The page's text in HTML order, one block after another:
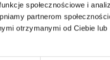
społecznościowe i
partnerom
otrzymanymi od Ciebie lub